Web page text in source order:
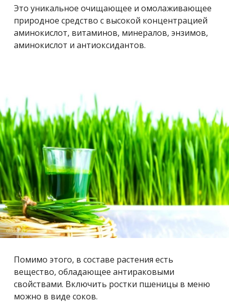
Это уникальное очищающее и омолаживающее
природное средство с высокой концентрацией
аминокислот, витаминов, минералов, энзимов,
аминокислот и антиоксидантов.
Помимо этого, в составе растения есть
вещество, обладающее антираковыми
свойствами. Включить ростки пшеницы в меню
можно в виде соков.